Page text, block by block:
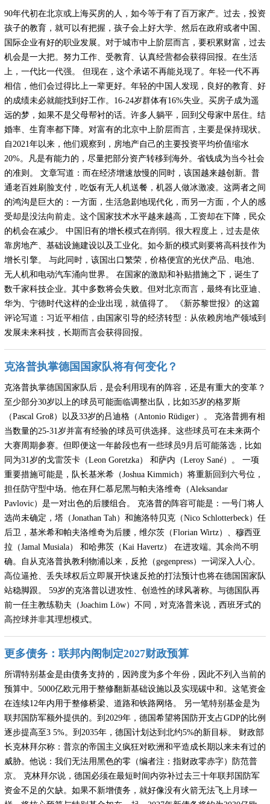
90年代初在北京或上海买房的人，如今等于有了百万家产。过去，投资
孩子的教育，就可以有把握，孩子会上好大学、然后在政府或者中国、
国际企业有好的职业发展。对于城市中上阶层而言，要积累财富，过去
机会是一大把。努力工作、受教育、认真经营都会获得回报。在生活
上，一代比一代强。 但现在，这个承诺不再能兑现了。年轻一代不再
相信，他们会过得比上一辈更好。年轻的中国人发现，良好的教育、好
的成绩未必就能找到好工作。16-24岁群体有16%失业。买房子成为遥
远的梦，如果不是父母帮衬的话。许多人躺平，回到父母家中居住。结
婚率、生育率都下降。对富有的北京中上阶层而言，主要是保持现状。
自2021年以来，他们观察到，房地产自己的主要投资平均价值缩水
20%。凡是有能力的，尽量把部分资产转移到海外。省钱成为当今社会
的准则。 文章写道：而在经济增速放慢的同时，该国越来越创新。普
通老百姓刷脸支付，吃饭有无人机送餐，机器人做冰激凌。这两者之间
的鸿沟是巨大的：一方面，生活急剧地现代化，而另一方面，个人的感
受却是没法向前走。这个国家技术水平越来越高，工资却在下降，民众
的机会在减少。 中国旧有的增长模式在削弱。很大程度上，过去是依
靠房地产、基础设施建设以及工业化。如今新的模式则要将高科技作为
增长引擎。 与此同时，该国出口繁荣，价格便宜的光伏产品、电池、
无人机和电动汽车涌向世界。 在国家的激励和补贴措施之下，诞生了
数千家科技企业。其中多数将会失败。但对北京而言，最终有比亚迪、
华为、宁德时代这样的企业出现，就值得了。 《新苏黎世报》的这篇
评论写道：习近平相信，由国家引导的经济转型：从依赖房地产领域到
发展未来科技，长期而言会获得回报。
克洛普执掌德国国家队将有何变化？
克洛普执掌德国国家队后，是会利用现有的阵容，还是有重大的变革？
至少部分30岁以上的球员可能面临调整出队，比如35岁的格罗斯
（Pascal Groß）以及33岁的吕迪格（Antonio Rüdiger）。 克洛普拥有相
当数量的25-31岁并富有经验的球员可供选择。这些球员可在未来两个
大赛周期参赛。但即便这一年龄段也有一些球员9月后可能落选，比如
同为31岁的戈雷茨卡（Leon Goretzka） 和萨内（Leroy Sané）。 一项
重要措施可能是，队长基米希（Joshua Kimmich）将重新回到六号位，
担任防守型中场。他在拜仁慕尼黑与帕夫洛维奇（Aleksandar
Pavlovic）是一对出色的后腰组合。 克洛普的阵容可能是：一号门将人
选尚未确定，塔（Jonathan Tah）和施洛特贝克（Nico Schlotterbeck）任
后卫，基米希和帕夫洛维奇为后腰，维尔茨（Florian Wirtz）、穆西亚
拉（Jamal Musiala） 和哈弗茨（Kai Havertz） 在进攻端。其余尚不明
确。自从克洛普执教利物浦以来，反抢（gegenpress）一词深入人心。
高位逼抢、丢失球权后立即展开快速反抢的打法预计也将在德国国家队
站稳脚跟。 59岁的克洛普以进攻性、创造性的球风著称。与德国队再
前一任主教练勒夫（Joachim Löw）不同，对克洛普来说，西班牙式的
高控球并非其理想模式。
更多债务：联邦内阁制定2027财政预算
所谓特别基金是由债务支持的，因跨度为多个年份，因此不列入当前的
预算中。5000亿欧元用于整修翻新基础设施以及实现碳中和。这笔资金
在连续12年内用于整修桥梁、道路和铁路网络。 另一笔特别基金是为
联邦国防军额外提供的。到2029年，德国希望将国防开支占GDP的比例
逐步提高至3 5%。到2035年，德国计划达到北约5%的新目标。 财政部
长克林拜尔称：普京的帝国主义疯狂对欧洲和平造成长期以来未有过的
威胁。他说：我们无法用黑色的零（编者注：指财政零赤字）防范普
京。 克林拜尔说，德国必须在最短时间内弥补过去三十年联邦国防军
资金不足的欠缺。如果不新增债务，就好像没有火箭无法飞上月球一